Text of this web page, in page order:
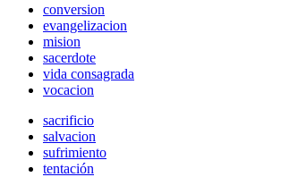
conversion
evangelizacion
mision
sacerdote
vida consagrada
vocacion
sacrificio
salvacion
sufrimiento
tentación